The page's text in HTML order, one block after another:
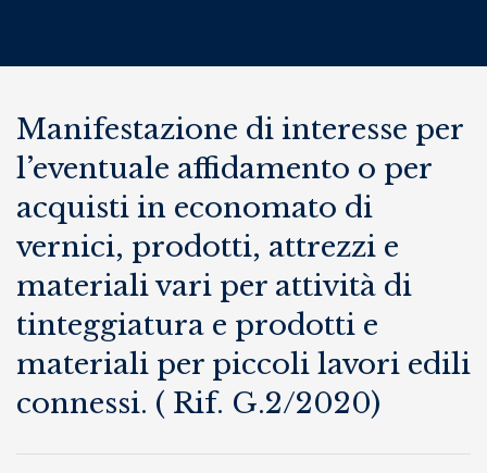
Manifestazione di interesse per
l’eventuale affidamento o per
acquisti in economato di
vernici, prodotti, attrezzi e
materiali vari per attività di
tinteggiatura e prodotti e
materiali per piccoli lavori edili
connessi. ( Rif. G.2/2020)